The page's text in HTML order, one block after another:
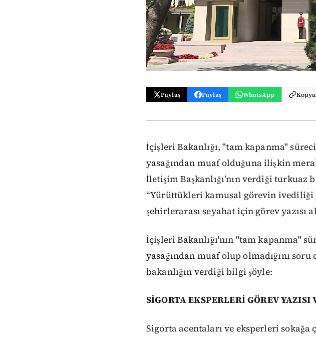
Paylaş Paylaş WhatsApp
İçişleri Bakanlığı, "tam kapanma"
yasağından muaf olduğuna ilişkin
İletişim Başkanlığı’nın verdiği turkuaz
“Yürüttükleri kamusal görevin ivediliği
şehirlerarası seyahat için görev yazısı
İçişleri Bakanlığı'nın "tam kapanma"
yasağından muaf olup olmadığını
bakanlığın verdiği bilgi şöyle:
SİGORTA EKSPERLERİ GÖREV
Sigorta acentaları ve eksperleri sokağa